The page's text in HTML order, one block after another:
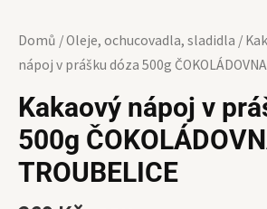
Domů /Oleje, ochucovadla, sladidla /
nápoj v prášku dóza 500g
Kakaový nápoj v
500g
TROUBELICE